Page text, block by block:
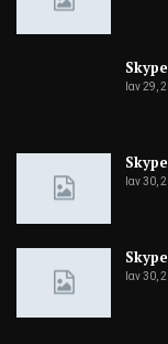
Ιαν 29,
Ιαν 30,
Ιαν 30,